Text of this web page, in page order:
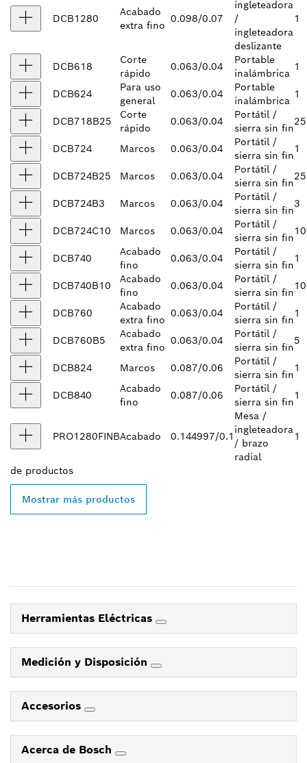
DCB1280
Acabado
extra fino
0.098/0.07
ingleteadora
/
ingleteadora
deslizante
1
DCB618
Corte
rápido
0.063/0.04
Portable
inalámbrica
1
DCB624
Para uso
general
0.063/0.04
Portable
inalámbrica
1
DCB718B25
Corte
rápido
0.063/0.04
Portátil /
sierra sin fin
25
DCB724 Marcos 0.063/0.04
Portátil /
sierra sin fin
1
DCB724B25 Marcos 0.063/0.04
Portátil /
sierra sin fin
25
DCB724B3 Marcos 0.063/0.04
Portátil /
sierra sin fin
3
DCB724C10 Marcos 0.063/0.04
Portátil /
sierra sin fin
10
DCB740
Acabado
fino
0.063/0.04
Portátil /
sierra sin fin
1
DCB740B10
Acabado
fino
0.063/0.04
Portátil /
sierra sin fin
10
DCB760
Acabado
extra fino
0.063/0.04
Portátil /
sierra sin fin
1
DCB760B5
Acabado
extra fino
0.063/0.04
Portátil /
sierra sin fin
5
DCB824 Marcos 0.087/0.06
Portátil /
sierra sin fin
1
DCB840
Acabado
fino
0.087/0.06
Portátil /
sierra sin fin
1
PRO1280FINBAcabado 0.144997/0.1
Mesa /
ingleteadora
/ brazo
radial
1
de productos
Mostrar más productos
Herramientas Eléctricas
Medición y Disposición
Accesorios
Acerca de Bosch